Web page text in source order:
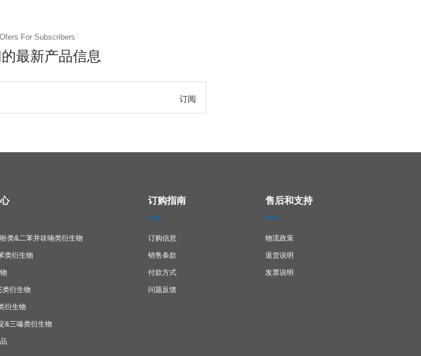
For Subscribers
最新产品信息
订阅
类&二苯并呋喃类衍生物
类衍生物
类衍生物
衍生物
&三嗪类衍生物
订购指南
订购信息
销售条款
付款方式
问题反馈
售后和支持
物流政策
退货说明
发票说明